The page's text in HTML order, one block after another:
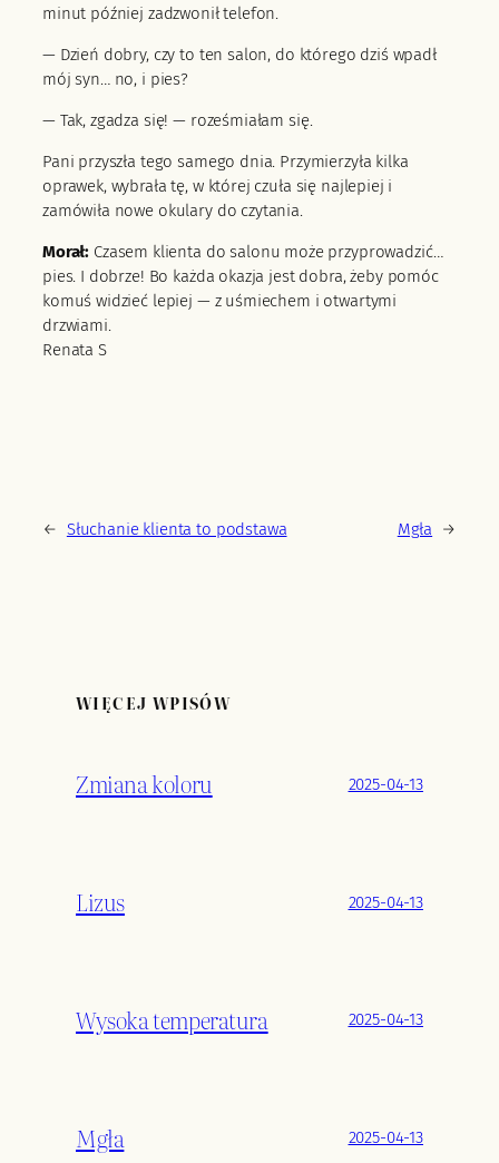
minut później zadzwonił telefon.
— Dzień dobry, czy to ten salon, do którego dziś wpadł
mój syn… no, i pies?
— Tak, zgadza się! — roześmiałam się.
Pani przyszła tego samego dnia. Przymierzyła kilka
oprawek, wybrała tę, w której czuła się najlepiej i
zamówiła nowe okulary do czytania.
Morał: Czasem klienta do salonu może przyprowadzić…
pies. I dobrze! Bo każda okazja jest dobra, żeby pomóc
komuś widzieć lepiej — z uśmiechem i otwartymi
drzwiami.
Renata S
← Słuchanie klienta to podstawa Mgła →
WIĘCEJ WPISÓW
Zmiana koloru 2025-04-13
Lizus 2025-04-13
Wysoka temperatura 2025-04-13
Mgła 2025-04-13